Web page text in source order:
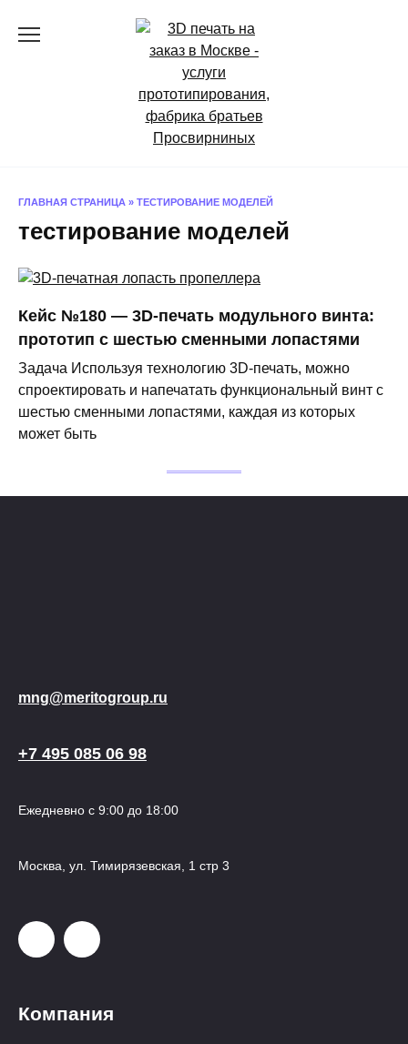
ГЛАВНАЯ СТРАНИЦА » ТЕСТИРОВАНИЕ МОДЕЛЕЙ
тестирование моделей
Кейс №180 — 3D-печать модульного винта:
прототип с шестью сменными лопастями
Задача Используя технологию 3D-печать, можно
спроектировать и напечатать функциональный винт с
шестью сменными лопастями, каждая из которых
может быть
mng@meritogroup.ru
+7 495 085 06 98
Ежедневно с 9:00 до 18:00
Москва, ул. Тимирязевская, 1 стр 3
Компания